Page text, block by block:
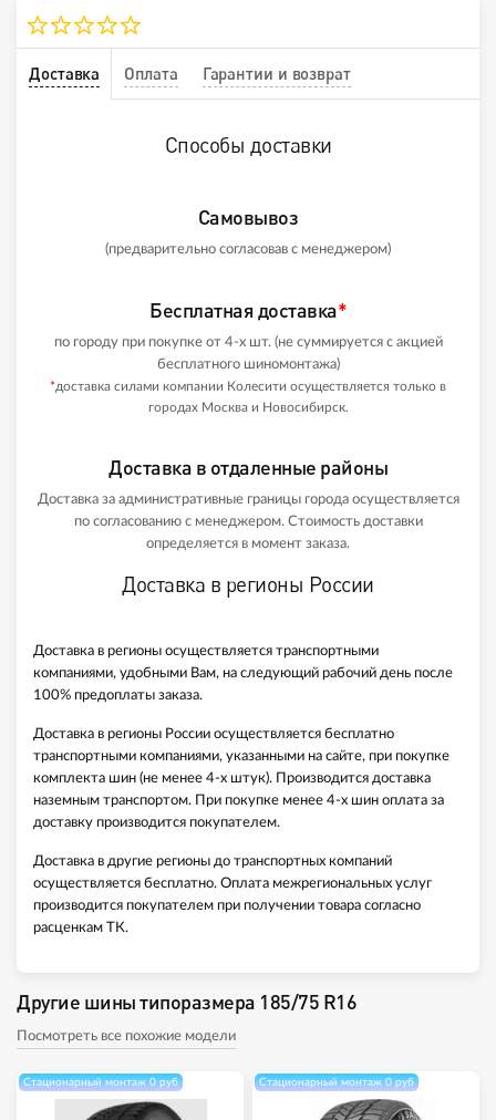
Доставка Оплата Гарантии и возврат
Способы доставки
Самовывоз
(предварительно согласовав с менеджером)
Бесплатная доставка*
по городу при покупке от 4-х шт. (не суммируется с акцией
бесплатного шиномонтажа)
*доставка силами компании Колесити осуществляется только в
городах Москва и Новосибирск.
Доставка в отдаленные районы
Доставка за административные границы города осуществляется
по согласованию с менеджером. Стоимость доставки
определяется в момент заказа.
Доставка в регионы России
Доставка в регионы осуществляется транспортными
компаниями, удобными Вам, на следующий рабочий день после
100% предоплаты заказа.
Доставка в регионы России осуществляется бесплатно
транспортными компаниями, указанными на сайте, при покупке
комплекта шин (не менее 4-х штук). Производится доставка
наземным транспортом. При покупке менее 4-х шин оплата за
доставку производится покупателем.
Доставка в другие регионы до транспортных компаний
осуществляется бесплатно. Оплата межрегиональных услуг
производится покупателем при получении товара согласно
расценкам ТК.
Другие шины типоразмера 185/75 R16
Посмотреть все похожие модели
Стационарный монтаж 0 руб Стационарный монтаж 0 руб